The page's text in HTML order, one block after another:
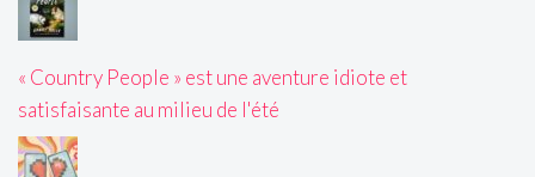
« Country People » est une aventure idiote et
satisfaisante au milieu de l'été